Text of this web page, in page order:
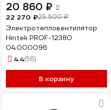
20 860 ₽
22 270 ₽25 500 ₽
Электротепловентилятор
Hintek PROF-12380
04.000096
4.4(56)
В корзину